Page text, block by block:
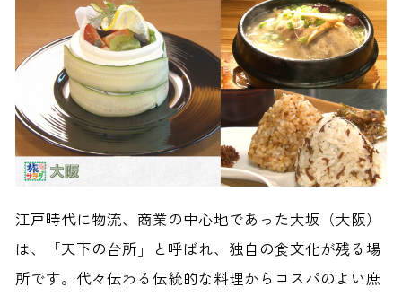
江戸時代に物流、商業の中心地であった大坂（大阪）
は、「天下の台所」と呼ばれ、独自の食文化が残る場
所です。代々伝わる伝統的な料理からコスパのよい庶